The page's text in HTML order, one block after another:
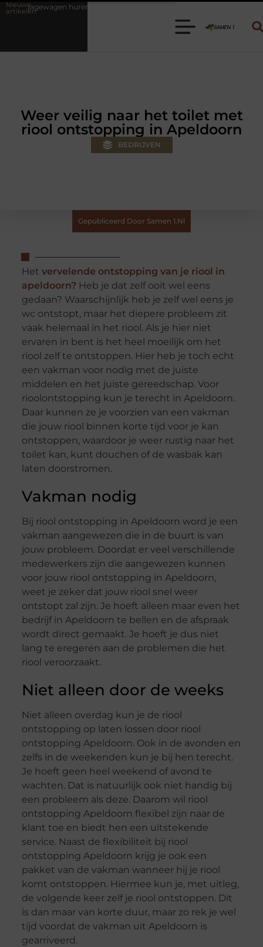
Nieuwe
artikelen
Kies de juiste aanhanger voor jouw klus
Weer veilig naar het toilet met
riool ontstopping in Apeldoorn
BEDRIJVEN
Gepubliceerd Door Samen 1.nl
Het vervelende ontstopping van je riool in
apeldoorn? Heb je dat zelf ooit wel eens
gedaan? Waarschijnlijk heb je zelf wel eens je
wc ontstopt, maar het diepere probleem zit
vaak helemaal in het riool. Als je hier niet
ervaren in bent is het heel moeilijk om het
riool zelf te ontstoppen. Hier heb je toch echt
een vakman voor nodig met de juiste
middelen en het juiste gereedschap. Voor
rioolontstopping kun je terecht in Apeldoorn.
Daar kunnen ze je voorzien van een vakman
die jouw riool binnen korte tijd voor je kan
ontstoppen, waardoor je weer rustig naar het
toilet kan, kunt douchen of de wasbak kan
laten doorstromen.
Vakman nodig
Bij riool ontstopping in Apeldoorn word je een
vakman aangewezen die in de buurt is van
jouw probleem. Doordat er veel verschillende
medewerkers zijn die aangewezen kunnen
voor jouw riool ontstopping in Apeldoorn,
weet je zeker dat jouw riool snel weer
ontstopt zal zijn. Je hoeft alleen maar even het
bedrijf in Apeldoorn te bellen en de afspraak
wordt direct gemaakt. Je hoeft je dus niet
lang te eregeren aan de problemen die het
riool veroorzaakt.
Niet alleen door de weeks
Niet alleen overdag kun je de riool
ontstopping op laten lossen door riool
ontstopping Apeldoorn. Ook in de avonden en
zelfs in de weekenden kun je bij hen terecht.
Je hoeft geen heel weekend of avond te
wachten. Dat is natuurlijk ook niet handig bij
een probleem als deze. Daarom wil riool
ontstopping Apeldoorn flexibel zijn naar de
klant toe en biedt hen een uitstekende
service. Naast de flexibiliteit bij riool
ontstopping Apeldoorn krijg je ook een
pakket van de vakman wanneer hij je riool
komt ontstoppen. Hiermee kun je, met uitleg,
de volgende keer zelf je riool ontstoppen. Dit
is dan maar van korte duur, maar zo rek je wel
tijd voordat de vakman uit Apeldoorn is
gearriveerd.